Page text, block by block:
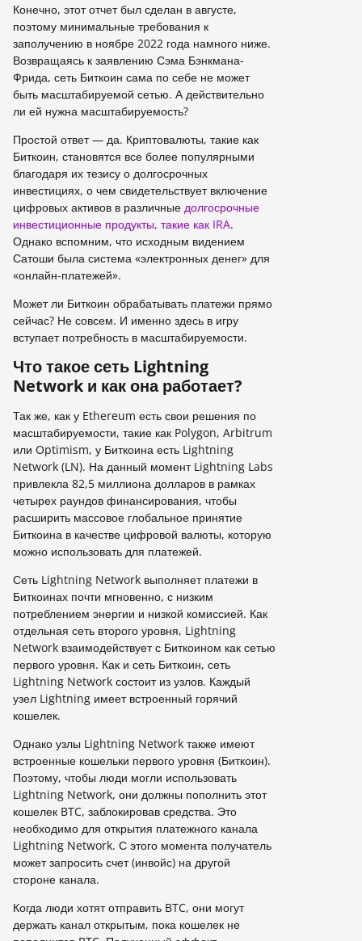
Конечно, этот отчет был сделан в августе,
поэтому минимальные требования к
заполучению в ноябре 2022 года намного ниже.
Возвращаясь к заявлению Сэма Бэнкмана-
Фрида, сеть Биткоин сама по себе не может
быть масштабируемой сетью. А действительно
ли ей нужна масштабируемость?
Простой ответ — да. Криптовалюты, такие как
Биткоин, становятся все более популярными
благодаря их тезису о долгосрочных
инвестициях, о чем свидетельствует включение
цифровых активов в различные долгосрочные
инвестиционные продукты, такие как IRA.
Однако вспомним, что исходным видением
Сатоши была система «электронных денег» для
«онлайн-платежей».
Может ли Биткоин обрабатывать платежи прямо
сейчас? Не совсем. И именно здесь в игру
вступает потребность в масштабируемости.
Что такое сеть Lightning
Network и как она работает?
Так же, как у Ethereum есть свои решения по
масштабируемости, такие как Polygon, Arbitrum
или Optimism, у Биткоина есть Lightning
Network (LN). На данный момент Lightning Labs
привлекла 82,5 миллиона долларов в рамках
четырех раундов финансирования, чтобы
расширить массовое глобальное принятие
Биткоина в качестве цифровой валюты, которую
можно использовать для платежей.
Сеть Lightning Network выполняет платежи в
Биткоинах почти мгновенно, с низким
потреблением энергии и низкой комиссией. Как
отдельная сеть второго уровня, Lightning
Network взаимодействует с Биткоином как сетью
первого уровня. Как и сеть Биткоин, сеть
Lightning Network состоит из узлов. Каждый
узел Lightning имеет встроенный горячий
кошелек.
Однако узлы Lightning Network также имеют
встроенные кошельки первого уровня (Биткоин).
Поэтому, чтобы люди могли использовать
Lightning Network, они должны пополнить этот
кошелек BTC, заблокировав средства. Это
необходимо для открытия платежного канала
Lightning Network. С этого момента получатель
может запросить счет (инвойс) на другой
стороне канала.
Когда люди хотят отправить BTC, они могут
держать канал открытым, пока кошелек не